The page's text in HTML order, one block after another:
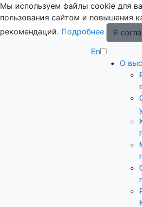
Мы используем файлы cookie для
пользования сайтом и повышения
рекомендаций. Подробнее
Я
En
О